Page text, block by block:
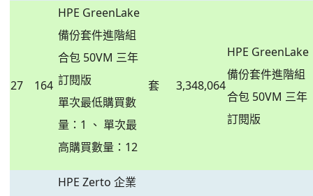
27 164
HPE GreenLake
備份套件進階組
合包 50VM 三年
訂閱版
單次最低購買數
量：1 、 單次最
高購買數量：12
套 3,348,064
HPE GreenLake
備份套件進階組
合包 50VM 三年
訂閱版
HPE Zerto 企業